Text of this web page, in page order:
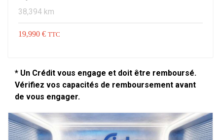
38,394 km
19,990 € TTC
* Un Crédit vous engage et doit être remboursé.
Vérifiez vos capacités de remboursement avant
de vous engager.